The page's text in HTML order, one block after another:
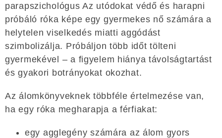
parapszichológus Az utódokat védő és harapni
próbáló róka képe egy gyermekes nő számára a
helytelen viselkedés miatti aggódást
szimbolizálja. Próbáljon több időt tölteni
gyermekével – a figyelem hiánya távolságtartást
és gyakori botrányokat okozhat.
Az álomkönyveknek többféle értelmezése van,
ha egy róka megharapja a férfiakat:
egy agglegény számára az álom gyors